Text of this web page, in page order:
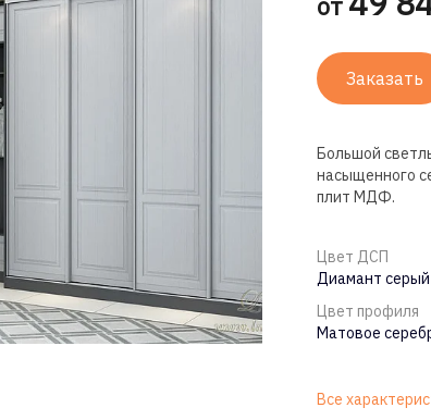
Заказать
Большой
насыщенного
плит МДФ.
Цвет ДСП
Диамант серый
Цвет профиля
Матовое
Все